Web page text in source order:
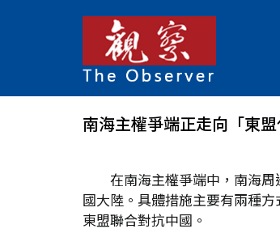
南海主權爭端正走向「東
在南海主權爭端中，南海
國大陸。具體措施主要有兩種
東盟聯合對抗中國。